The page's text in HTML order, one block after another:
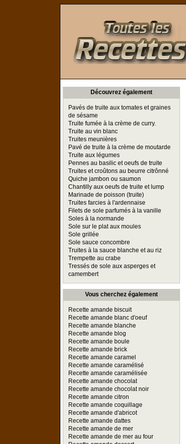
Découvrez également
Pavés de truite aux tomates et graines
de sésame
Truite fumée à la crème de curry.
Truite au vin blanc
Truites meunières
Pavé de truite à la crème de moutarde
Truite aux légumes
Pennes au basilic et oeufs de truite
Truites et croûtons au beurre citrônné
Quiche jambon ou saumon
Chantilly aux oeufs de truite et lump
Marinade de poisson (truite)
Truites farcies à l'ardennaise
Filets de sole parfumés à la vanille
Soles à la normande
Sole sur le plat aux moules
Sole grillée
Sole sauce concombre
Truites à la sauce blanche et au riz
Trempette au crabe
Tressés de sole aux asperges et
camembert
Vous cherchez également
Recette amande biscuit
Recette amande blanc d'oeuf
Recette amande blanche
Recette amande blog
Recette amande boule
Recette amande brick
Recette amande caramel
Recette amande caramélisé
Recette amande caramélisée
Recette amande chocolat
Recette amande chocolat noir
Recette amande citron
Recette amande coquillage
Recette amande d'abricot
Recette amande dattes
Recette amande de mer
Recette amande de mer au four